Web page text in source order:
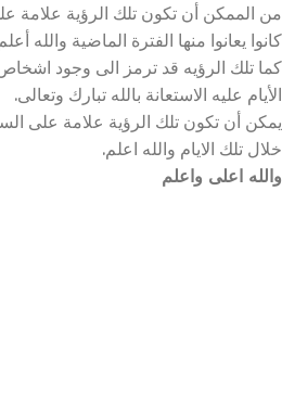
من الممكن أن تكون تلك الرؤية علامة
كانوا يعانوا منها الفترة الماضية والله
كما تلك الرؤيه قد ترمز الى وجود
الأيام عليه الاستعانة بالله تبارك وتعالى.
يمكن أن تكون تلك الرؤية علامة على
خلال تلك الايام والله اعلم.
والله اعلى واعلم